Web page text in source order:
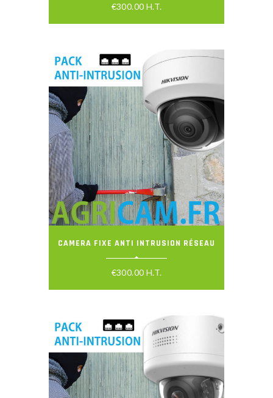
€300.00 H.T.
CAMERA FIXE ANTI INTRUSION RÉSEAU
€300.00 H.T.